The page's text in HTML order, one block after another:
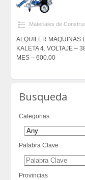
Materiales de
ALQUILER MAQUINAS
KALETA 4. VOLTAJE –
MES – 600.00
Busqueda
Categorias
Palabra Clave
Provincias